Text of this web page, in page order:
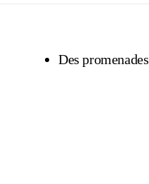
Des promenades